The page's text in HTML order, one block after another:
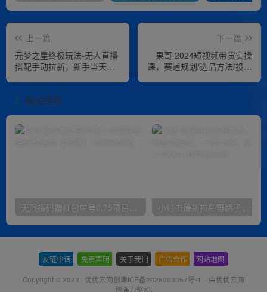
上一篇
元梦之星终极玩法-无人直播
搭配手动拉新，新手当天无
下一篇
果哥·2024短视频带货实操
课，​赛道规划/选品方法/投流
相关推荐
无限接码撸红包单号0.75项目无偿分享给你【揭秘】
友链申请 免责声明 关于我们 广告合作 网站地图
Copyright © 2023 · 优优云网创津ICP备2026003057号-1 · 由优优云网
创强力驱动.